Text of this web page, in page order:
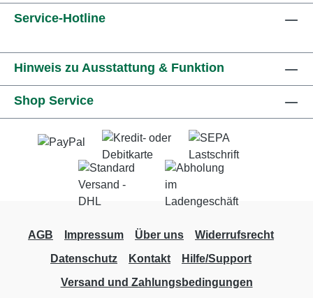
Service-Hotline
Hinweis zu Ausstattung & Funktion
Shop Service
AGB Impressum Über uns
Widerrufsrecht
Datenschutz
Kontakt
Hilfe/Support
Versand und Zahlungsbedingungen